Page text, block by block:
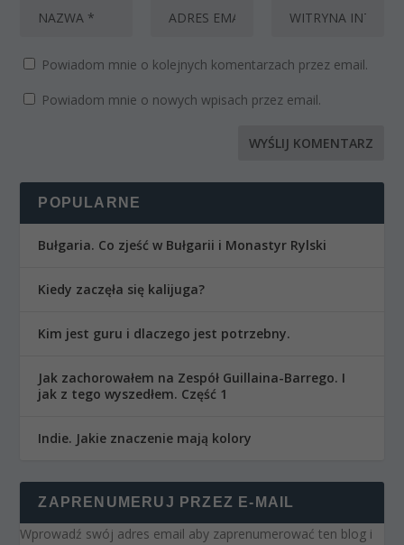
Powiadom mnie o kolejnych komentarzach przez email.
Powiadom mnie o nowych wpisach przez email.
POPULARNE
Bułgaria. Co zjeść w Bułgarii i Monastyr Rylski
Kiedy zaczęła się kalijuga?
Kim jest guru i dlaczego jest potrzebny.
Jak zachorowałem na Zespół Guillaina-Barrego. I
jak z tego wyszedłem. Część 1
Indie. Jakie znaczenie mają kolory
ZAPRENUMERUJ PRZEZ E-MAIL
Wprowadź swój adres email aby zaprenumerować ten blog i